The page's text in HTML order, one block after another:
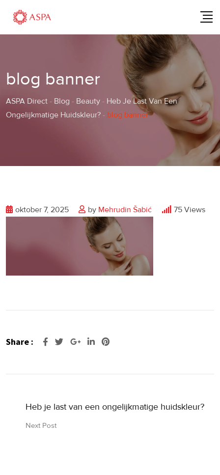
content
blog banner
ASPA Direct - Blog - Beauty - Heb Je Last Van Een
Ongelijkmatige Huidskleur? - blog banner
oktober 7, 2025 by Mehrudin Šabić 75 Views
Share : Google+LinkedIn
Pinterest
Heb je last van een ongelijkmatige huidskleur?
Next Post